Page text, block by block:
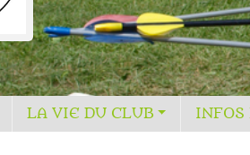
LA VIE DU CLUB INFOS